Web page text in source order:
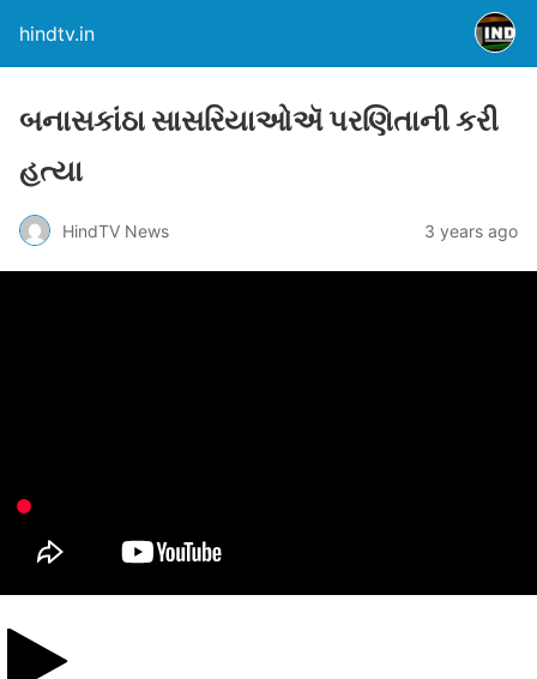
hindtv.in
બનાસકાંઠા સાસરિયાઓઍ પરણિતાની કરી
હત્યા
HindTV News 3 years ago